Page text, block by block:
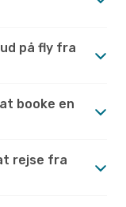
på fly fra
booke en
rejse fra